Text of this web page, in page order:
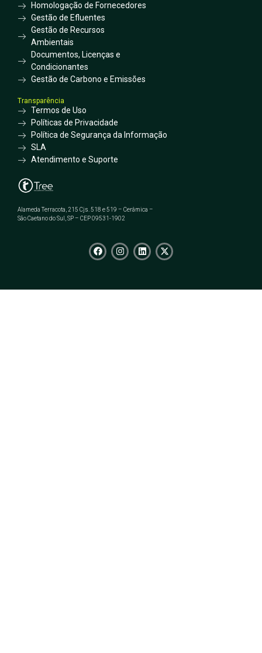
Homologação de Fornecedores
Gestão de Efluentes
Gestão de Recursos
Ambientais
Documentos, Licenças e
Condicionantes
Gestão de Carbono e Emissões
Transparência
Termos de Uso
Políticas de Privacidade
Política de Segurança da Informação
SLA
Atendimento e Suporte
Alameda Terracota, 215 Cjs. 518 e 519 – Cerâmica –
São Caetano do Sul, SP – CEP 09531-1902